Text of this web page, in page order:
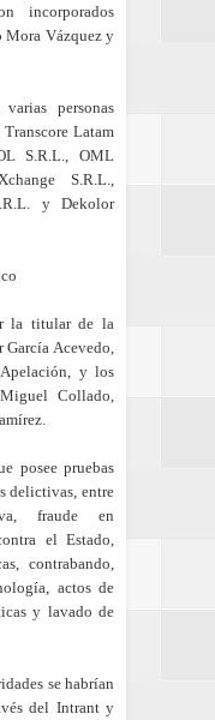
incorporados
Mora Vázquez y
personas
Latam
S.R.L., OML
S.R.L.,
y Dekolor
la titular de la
Acevedo,
y los
Collado,
posee pruebas
delictivas, entre
fraude en
el Estado,
contrabando,
actos de
y lavado de
se habrían
del Intrant y